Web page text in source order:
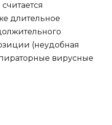
длительное
(неудобная
вирусные